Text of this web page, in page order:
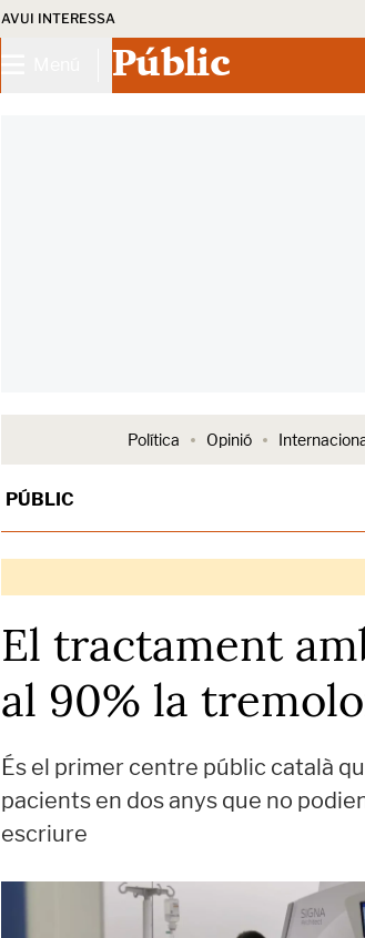
AVUI INTERESSA
Públic
Política Opinió
PÚBLIC
El tractament
al 90% la
És el primer centre públic català
pacients en dos anys que no
escriure